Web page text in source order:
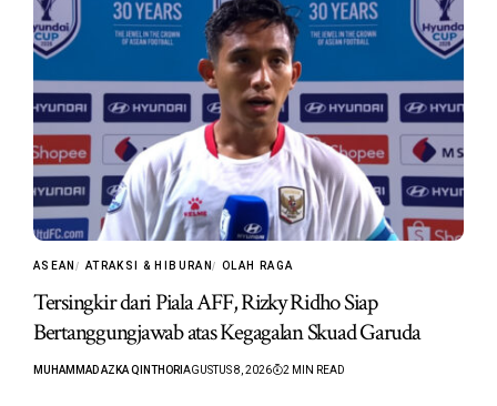
ASEAN ATRAKSI & HIBURAN OLAH RAGA
Tersingkir dari Piala AFF, Rizky Ridho Siap
Bertanggungjawab atas Kegagalan Skuad Garuda
MUHAMMAD AZKA QINTHORI AGUSTUS 8, 2026 2 MIN READ